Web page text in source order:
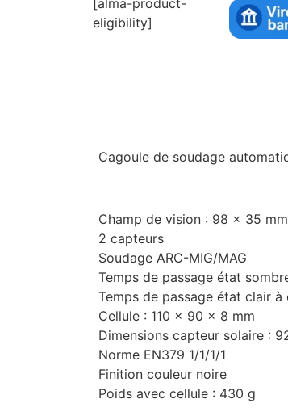
eligibility]
Cagoule de soudage
Champ de vision : 98 x 35 mm
2 capteurs
Soudage ARC-MIG/MAG
Temps de passage état
Temps de passage état clair
Cellule : 110 x 90 x 8 mm
Dimensions capteur solaire :
Norme EN379 1/1/1/1
Finition couleur noire
Poids avec cellule : 430 g